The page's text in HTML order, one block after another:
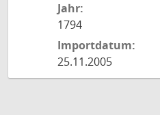
Jahr:
1794
Importdatum:
25.11.2005